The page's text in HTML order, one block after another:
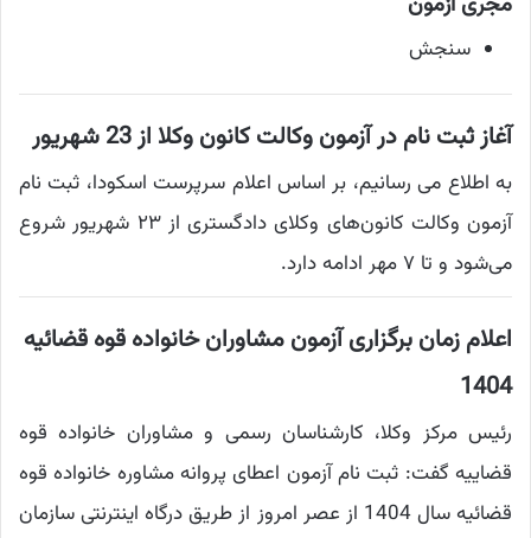
سنجش
آغاز ثبت نام در آزمون وکالت کانون وکلا از 23 شهریور
به اطلاع می رسانیم، بر اساس اعلام سرپرست اسکودا، ثبت نام
آزمون وکالت کانون‌های وکلای دادگستری از ٢٣ شهریور شروع
می‌شود و تا ٧ مهر ادامه دارد.
اعلام زمان برگزاری آزمون مشاوران خانواده قوه قضائیه
1404
رئیس مرکز وکلا، کارشناسان رسمی و مشاوران خانواده قوه
قضاییه گفت: ثبت نام آزمون اعطای پروانه مشاوره خانواده قوه
قضائیه سال 1404 از عصر امروز از طریق درگاه اینترنتی سازمان